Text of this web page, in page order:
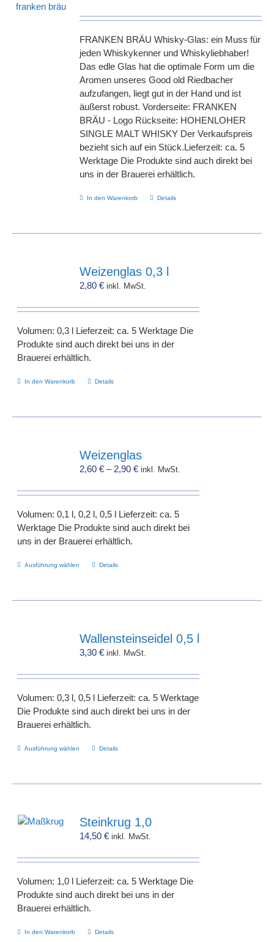
können
der
Produktseite
gewählt
werden
FRANKEN BRÄU Whisky-Glas: ein Muss für
jeden Whiskykenner und Whiskyliebhaber!
Das edle Glas hat die optimale Form um die
Aromen unseres Good old Riedbacher
aufzufangen, liegt gut in der Hand und ist
äußerst robust. Vorderseite: FRANKEN
BRÄU - Logo Rückseite: HOHENLOHER
SINGLE MALT WHISKY Der Verkaufspreis
bezieht sich auf ein Stück.Lieferzeit: ca. 5
Werktage Die Produkte sind auch direkt bei
uns in der Brauerei erhältlich.
In den Warenkorb Details
Weizenglas 0,3 l
2,80€ inkl. MwSt.
Volumen: 0,3 l Lieferzeit: ca. 5 Werktage Die
Produkte sind auch direkt bei uns in der
Brauerei erhältlich.
In den Warenkorb Details
Weizenglas
2,60€ – 2,90€ inkl. MwSt.
Volumen: 0,1 l, 0,2 l, 0,5 l Lieferzeit: ca. 5
Werktage Die Produkte sind auch direkt bei
uns in der Brauerei erhältlich.
Ausführung wählen
Dieses
auf.
Die
können
der
Produktseite
Details
Wallensteinseidel 0,5 l
3,30€ inkl. MwSt.
Volumen: 0,3 l, 0,5 l Lieferzeit: ca. 5 Werktage
Die Produkte sind auch direkt bei uns in der
Brauerei erhältlich.
Ausführung wählen
Dieses
auf.
Die
können
der
Produktseite
Details
Steinkrug 1,0
14,50€ inkl. MwSt.
Volumen: 1,0 l Lieferzeit: ca. 5 Werktage Die
Produkte sind auch direkt bei uns in der
Brauerei erhältlich.
In den Warenkorb Details